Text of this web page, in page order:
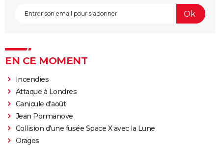
EN CE MOMENT
Incendies
Attaque à Londres
Canicule d'août
Jean Pormanove
Collision d'une fusée Space X avec la Lune
Orages